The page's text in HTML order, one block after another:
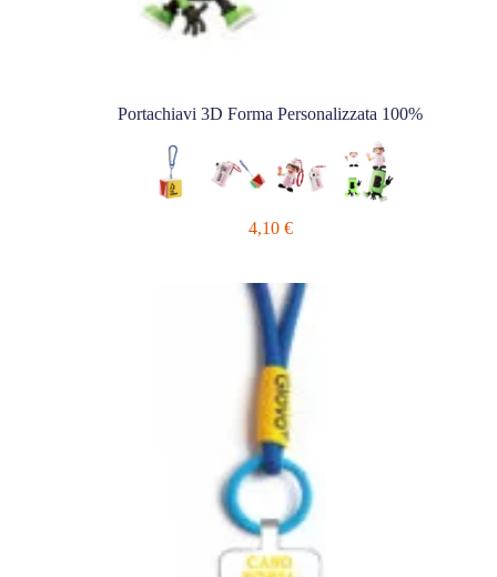
Portachiavi 3D Forma Personalizzata 100%
4,10 €